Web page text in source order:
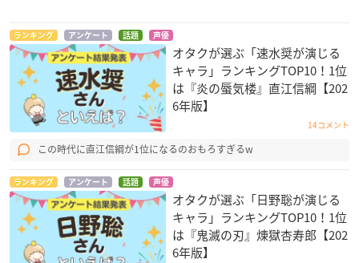
ランキング アンケート 話題 声優
オタクが選ぶ「速水奨が演じる
キャラ」ランキングTOP10！1位
は『炎の蜃気楼』直江信綱【202
6年版】
14コメント
この時代に直江信綱が1位になるのおもろすぎるw
ランキング アンケート 話題 声優
オタクが選ぶ「日野聡が演じる
キャラ」ランキングTOP10！1位
は『鬼滅の刃』煉󠄁獄杏寿郎【202
6年版】